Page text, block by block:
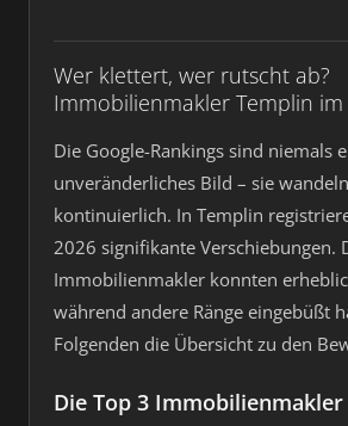
Wer klettert, wer rutscht ab?
Immobilienmakler Templin im
Die Google-Rankings sind niemals
unveränderliches Bild – sie
kontinuierlich. In Templin
2026 signifikante Verschiebungen.
Immobilienmakler konnten
während andere Ränge eingebüßt
Folgenden die Übersicht zu den
Die Top 3